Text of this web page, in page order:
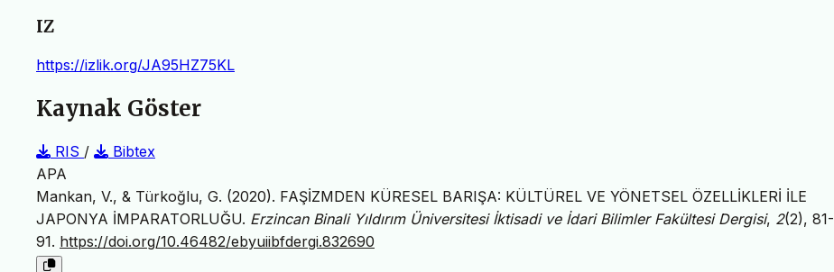
IZ
https://izlik.org/JA95HZ75KL
Kaynak Göster
RIS /
Bibtex
APA
Mankan, V., & Türkoğlu, G. (2020). FAŞİZMDEN KÜRESEL BARIŞA: KÜLTÜREL VE YÖNETSEL ÖZELLİKLERİ İLE
JAPONYA İMPARATORLUĞU. Erzincan Binali Yıldırım Üniversitesi İktisadi ve İdari Bilimler Fakültesi Dergisi, 2(2), 81-
91. https://doi.org/10.46482/ebyuiibfdergi.832690